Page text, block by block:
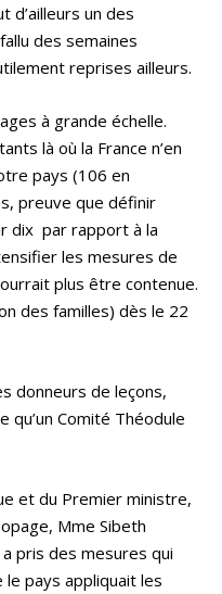
d’ailleurs un des
des semaines
reprises ailleurs.
à grande échelle.
là où la France n’en
pays (106 en
preuve que définir
dix par rapport à la
les mesures de
plus être contenue.
des familles) dès le 22
donneurs de leçons,
Comité Théodule
et du Premier ministre,
Mme Sibeth
pris des mesures qui
le pays appliquait les